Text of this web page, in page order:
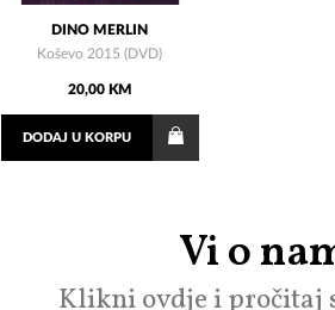
DINO MERLIN
Koševo 2015 (DVD)
20,00 KM
DODAJU KORPU
Vi o
Klikni ovdje i pročitaj